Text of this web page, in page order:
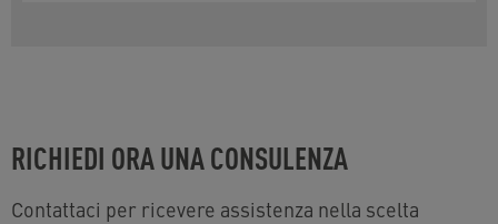
RICHIEDI ORA UNA CONSULENZA
Contattaci per ricevere assistenza nella scelta